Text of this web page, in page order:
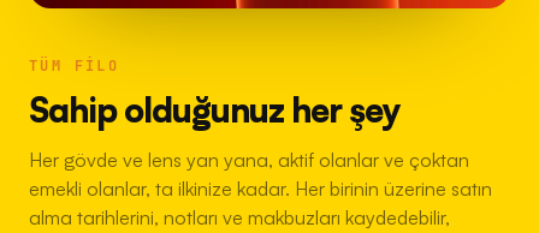
TÜM FILO
Sahip olduğunuz her şey
Her gövde ve lens yan yana, aktif olanlar ve çoktan
emekli olanlar, ta ilkinize kadar. Her birinin üzerine satın
alma tarihlerini, notları ve makbuzları kaydedebilir,